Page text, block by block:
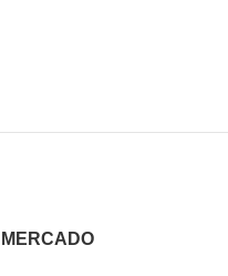
MERCADO